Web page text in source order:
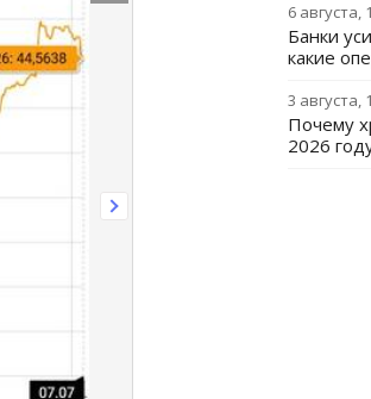
6 августа,
Банки
какие
3 августа,
Почему
2026